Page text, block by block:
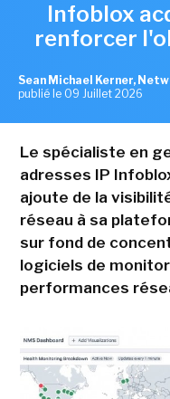
Infoblox
renforcer
Sean Michael Kerner,
publié le 09 Juillet 2026
Le spécialiste en
adresses IP
ajoute de la
réseau à sa
sur fond de
logiciels de
performances